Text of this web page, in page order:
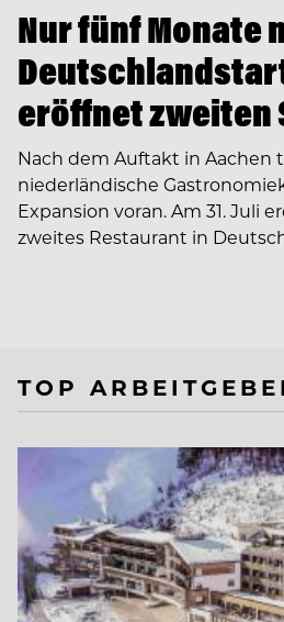
Nur fünf Monate
eröffnet zweiten
Nach dem Auftakt in Aachen
niederländische
Expansion voran. Am 31. Juli
zweites Restaurant in
TOP